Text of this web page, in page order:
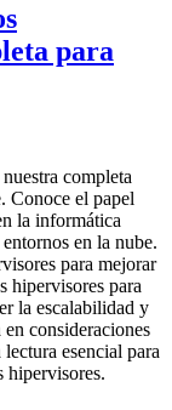
para
completa
Conoce el papel
la informática
en la nube.
para mejorar
hipervisores para
la escalabilidad y
consideraciones
esencial para
hipervisores.